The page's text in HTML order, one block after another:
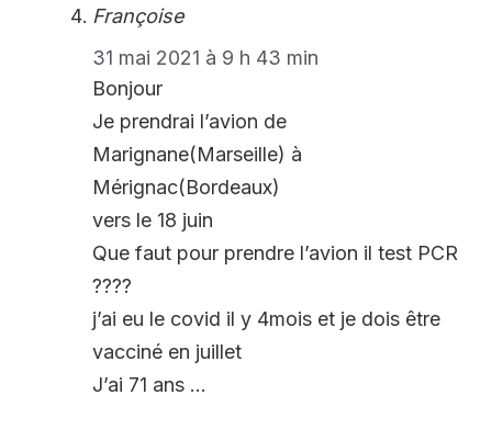
Françoise
31 mai 2021 à 9 h 43 min
Bonjour
Je prendrai l’avion de
Marignane(Marseille) à
Mérignac(Bordeaux)
vers le 18 juin
Que faut pour prendre l’avion il test PCR
????
j’ai eu le covid il y 4mois et je dois être
vacciné en juillet
J’ai 71 ans …